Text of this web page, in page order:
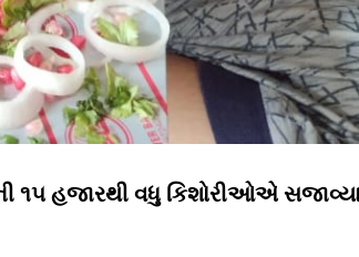
૧૫ હજારથી વધુ કિશોરીઓએ